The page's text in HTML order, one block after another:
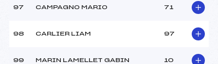
97 CAMPAGNO MARIO 71
98 CARLIER LIAM 97
99 MARIN LAMELLET GABIN 10